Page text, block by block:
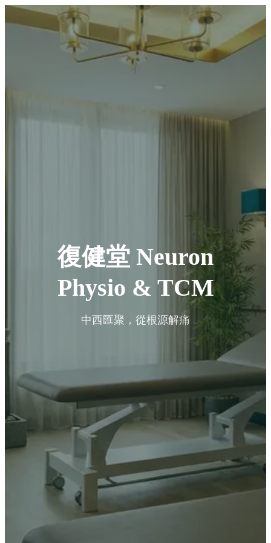
復健堂 Neuron
Physio & TCM
中西匯聚，從根源解痛